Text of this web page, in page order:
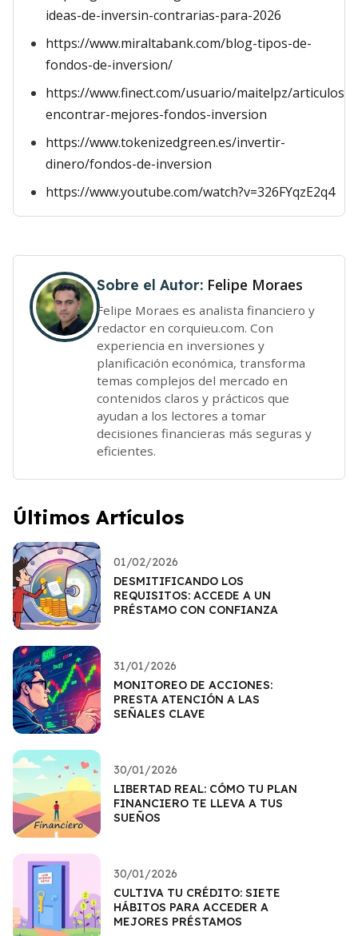
ideas-de-inversin-contrarias-para-2026
https://www.miraltabank.com/blog-tipos-de-
fondos-de-inversion/
https://www.finect.com/usuario/maitelpz/articulos/
encontrar-mejores-fondos-inversion
https://www.tokenizedgreen.es/invertir-
dinero/fondos-de-inversion
https://www.youtube.com/watch?v=326FYqzE2q4
Sobre el Autor: Felipe Moraes
Felipe Moraes es analista financiero y
redactor en corquieu.com. Con
experiencia en inversiones y
planificación económica, transforma
temas complejos del mercado en
contenidos claros y prácticos que
ayudan a los lectores a tomar
decisiones financieras más seguras y
eficientes.
Últimos Artículos
01/02/2026
DESMITIFICANDO LOS
REQUISITOS: ACCEDE A UN
PRÉSTAMO CON CONFIANZA
31/01/2026
MONITOREO DE ACCIONES:
PRESTA ATENCIÓN A LAS
SEÑALES CLAVE
30/01/2026
LIBERTAD REAL: CÓMO TU PLAN
FINANCIERO TE LLEVA A TUS
SUEÑOS
30/01/2026
CULTIVA TU CRÉDITO: SIETE
HÁBITOS PARA ACCEDER A
MEJORES PRÉSTAMOS